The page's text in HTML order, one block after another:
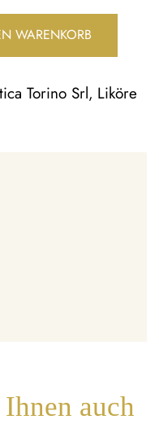
WARENKORB
Torino Srl, Liköre
auch